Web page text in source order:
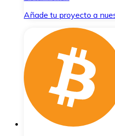
Añade tu proyecto a